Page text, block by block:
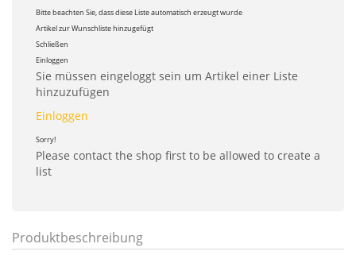
Bitte beachten Sie, dass diese Liste automatisch erzeugt wurde
Artikel zur Wunschliste hinzugefügt
Schließen
Einloggen
Sie müssen eingeloggt sein um Artikel einer Liste
hinzuzufügen
Einloggen
Sorry!
Please contact the shop first to be allowed to create a
list
Produktbeschreibung